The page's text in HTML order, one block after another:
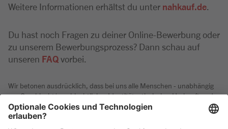
Weitere Informationen erhältst du unter nahkauf.de
Du hast noch Fragen zu deiner Online-Bewerbung oder
zu unserem Bewerbungsprozess? Dann schau auf
unseren FAQvorbei.
Wir betonen ausdrücklich, dass bei uns alle Menschen - unabhängig
von Geschlecht/geschlechtlicher Identität, ethnischer Herkunft und
Nationalität, sozialer Herkunft, Religion/Weltanschauung,
körperlichen und geistigen Fähigkeiten, Alter sowie sexueller